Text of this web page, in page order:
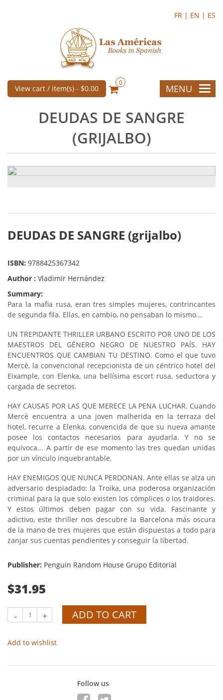
FR | EN | ES
View cart / item(s) - $0.00
0
MENU
DEUDAS DE SANGRE
(GRIJALBO)
DEUDAS DE SANGRE (grijalbo)
ISBN: 9788425367342
Author : Vladimir Hernández
Summary:
Para la mafia rusa, eran tres simples mujeres, contrincantes
de segunda fila. Ellas, en cambio, no pensaban lo mismo...
UN TREPIDANTE THRILLER URBANO ESCRITO POR UNO DE LOS
MAESTROS DEL GÉNERO NEGRO DE NUESTRO PAÍS. HAY
ENCUENTROS QUE CAMBIAN TU DESTINO. Como el que tuvo
Mercè, la convencional recepcionista de un céntrico hotel del
Eixample, con Elenka, una bellísima escort rusa, seductora y
cargada de secretos.
HAY CAUSAS POR LAS QUE MERECE LA PENA LUCHAR. Cuando
Mercè encuentra a una joven malherida en la terraza del
hotel, recurre a Elenka, convencida de que su nueva amante
posee los contactos necesarios para ayudarla. Y no se
equivoca... A partir de ese momento las tres quedan unidas
por un vínculo inquebrantable.
HAY ENEMIGOS QUE NUNCA PERDONAN. Ante ellas se alza un
adversario despiadado: la Troika, una poderosa organización
criminal para la que solo existen los cómplices o los traidores.
Y estos últimos deben pagar con su vida. Fascinante y
adictivo, este thriller nos descubre la Barcelona más oscura
de la mano de tres mujeres que están dispuestas a todo para
zanjar sus cuentas pendientes y conseguir la libertad.
Publisher: Penguin Random House Grupo Editorial
$31.95
- + ADD TO CART
Add to wishlist
Follow us